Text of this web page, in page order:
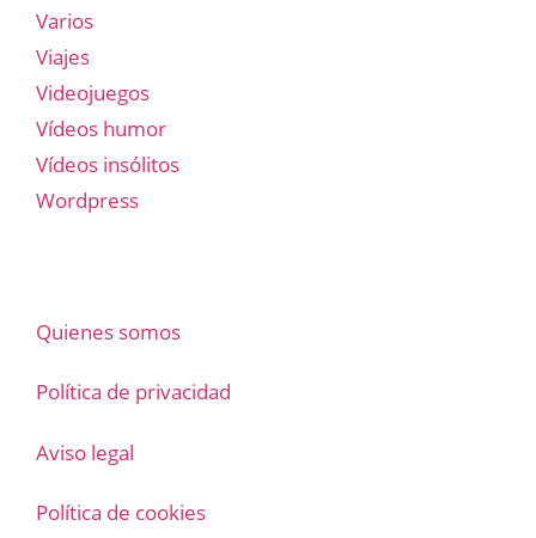
Varios
Viajes
Videojuegos
Vídeos humor
Vídeos insólitos
Wordpress
Quienes somos
Política de privacidad
Aviso legal
Política de cookies